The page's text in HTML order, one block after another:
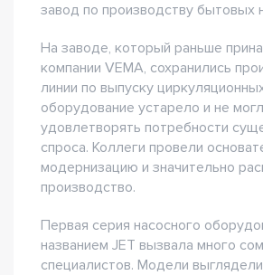
завод по производству бытовых
На заводе, который раньше
компании VEMA, сохранились
линии по выпуску
оборудование устарело и не
удовлетворять потребности
спроса. Коллеги провели
модернизацию и значительно
производство.
Первая серия насосного
названием JET вызвала много
специалистов. Модели